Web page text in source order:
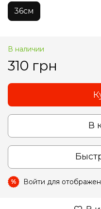
36см
В наличии
310 грн
В
% Войти для